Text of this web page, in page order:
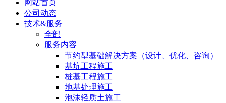
网站首页
公司动态
技术&服务
全部
服务内容
节约型基础解决方案（设计、优化、咨询）
基坑工程施工
桩基工程施工
地基处理施工
泡沫轻质土施工